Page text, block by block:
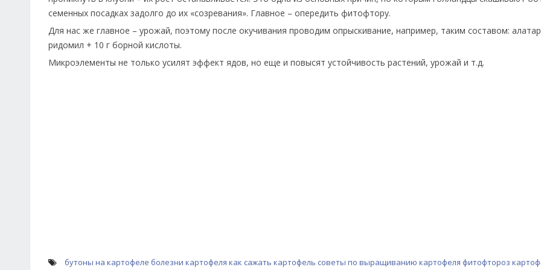
семенных посадках задолго до их «созревания». Главное – опередить фитофтору.
Для нас же главное – урожай, поэтому после окучивания проводим опрыскивание, например, таким составом:
ридомил + 10 г борной кислоты.
Микроэлементы не только усилят эффект ядов, но еще и повысят устойчивость растений, урожай и т.д.
бутоны на картофеле болезни картофеля как сажать картофель советы по выращиванию картофеля фитофтороз